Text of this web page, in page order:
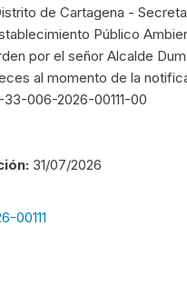
de Cartagena -
Público
por el señor Alcalde
al momento de la
33-006-2026-00111-00
31/07/2026
00111